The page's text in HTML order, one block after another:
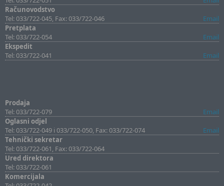
Računovodstvo
Tel: 033/722-045, Fax: 033/722-046
Email
Pretplata
Tel: 033/722-054
Email
Ekspedit
Tel: 033/722-041
Email
Prodaja
Tel: 033/722-079
Email
Oglasni odjel
Tel: 033/722-049 i 033/722-050, Fax: 033/722-074
Email
Tehnički sekretar
Tel: 033/722-061, Fax: 033/722-064
Ured direktora
Tel: 033/722-061
Komercijala